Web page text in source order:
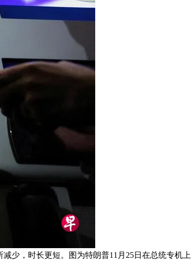
少，时长更短。图为特朗普11月25日在总统专机上